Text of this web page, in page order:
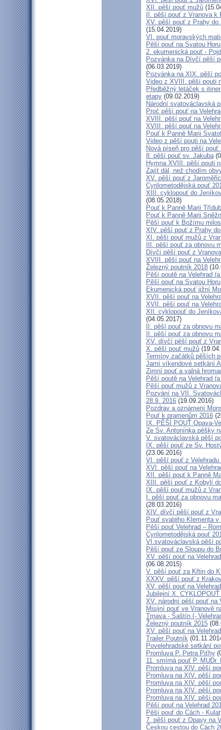
XII. pěší pouť mužů
II. pěší pouť z Vranova k
XV. pěší pouť z Prahy
(15.04.2019)
VI. pouť moravských
Pěší pouť na Svatou Horu
2. ekumenická pouť -
Pozvánka na Dívčí pěší
(06.03.2019)
Pozvánka na XIX. pěší
Video z XVIII. pěší pouti
Předběžný letáček s
etapy (09.02.2019)
Národní svatováclavská
Proč pěší pouť na
XVIII. pěší pouť na
XVIII. pěší pouť na
Pouť k Panně Marii
Video z pěší pouti na
Nová píseň pro pěší
8. pěší pouť sv. Jakuba
Hymna XVIII. pěší pouti
Zajít dál, než chodím
XV. pěší pouť z
Cyrilometodějská pouť
XIII. cyklopouť do
(08.05.2018)
Pouť k Panně Marii
Pouť k Panně Marii
Pěší pouť k Božímu
XIV. pěší pouť z Prahy
XI. pěší pouť mužů z
III. pěší pouť za obnovu
Dívčí pěší pouť z
XVIII. pěší pouť na
Železný poutník 2018
Pěší poutě na Velehrad
Pěší pouť na Svatou Horu
Ekumenická pouť jižní
XVII. pěší pouť na
XVII. pěší pouť na
XII. cyklopouť do
(04.05.2017)
II. pěší pouť za obnovu
II. pěší pouť za obnovu
XV. dívčí pěší pouť z
X. pěší pouť mužů
Termíny začátků pěších
Jarní víkendové setkání
Zimní pouť a valná
Pěší poutě na Velehrad
Pěší pouť mužů z
Pozvání na VII.
28.9. 2016 (19.09.2016)
Pozdrav a oznámení
Pouť k pramenům 2016
IX. PĚŠÍ POUŤ Opava-
Ze Sv. Antonínka pěšky
V. svatováclavská pěší
IX. pěší pouť ze Sv.
(23.06.2016)
VI. pěší pouť z
XVI. pěší pouť na
XII. pěší pouť k Panně
XIII. pěší pouť z Kobylí
IX. pěší pouť mužů z
I. pěší pouť za obnovu
(28.03.2016)
XIV. dívčí pěší pouť z
Pouť svatého Klementa
Pěší pouť Velehrad –
Cyrilometodějská pouť
VI.svatováclavská pěší
Pěší pouť ze Sloupu do
XV. pěší pouť na
(06.08.2015)
V. pěší pouť za Křtin do
XXXV. pěší pouť z
XV. pěší pouť na
Jubilejní X.
XV. národní pěší pouť na
Misijní pouť ve Vranově
Trnava - Šaštín (-
Železný poutník 2015
XV. pěší pouť na
Trailer Poutník
Povelehradské setkání
Promluva P. Petra Piťhy
11. smírná pouť P.
Promluva na XIV. pěší
Promluva na XIV. pěší
Promluva na XIV. pěší
Promluva na XIV. pěší
Promluva na XIV. pěší
Pěší pouť na Velehrad
Pěší pouť do Cách -
7. pěší pouť z Opavy na
Českou cestou do Cách